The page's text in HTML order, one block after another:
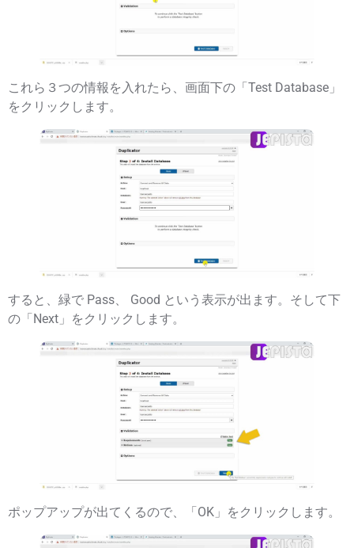
これら３つの情報を入れたら、画面下の「Test Database 」
をクリックします。
すると、緑で Pass、 Good という表示が出ます。そして下
の「Next 」をクリックします。
ポップアップが出てくるので、「 OK 」をクリックします。